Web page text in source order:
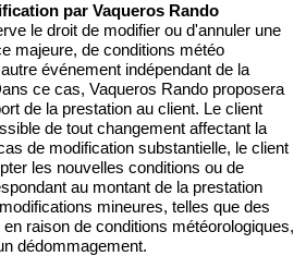
par Vaqueros Rando
le droit de modifier ou d'annuler une
majeure, de conditions météo
événement indépendant de la
ce cas, Vaqueros Rando proposera
de la prestation au client. Le client
de tout changement affectant la
de modification substantielle, le client
les nouvelles conditions ou de
au montant de la prestation
mineures, telles que des
raison de conditions météorologiques,
dédommagement.